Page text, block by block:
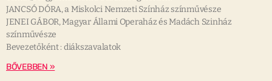
JANCSÓ DÓRA, a Miskolci Nemzeti Színház színművésze
JENEI GÁBOR, Magyar Állami Operaház és Madách Szinház
színművésze
Bevezetőként : diákszavalatok
BŐVEBBEN »